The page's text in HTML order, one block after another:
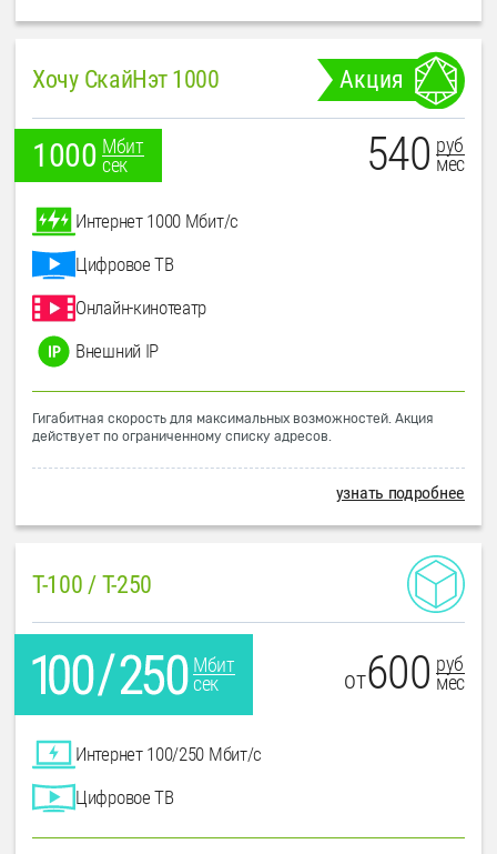
Хочу СкайНэт 1000 Акция
1000 Мбит
сек
540 руб
мес
Интернет 1000 Мбит/с
Цифровое ТВ
Онлайн-кинотеатр
Внешний IP
Гигабитная скорость для максимальных возможностей. Акция
действует по ограниченному списку адресов.
узнать подробнее
T-100 / T-250
Мбит
сек
от600 руб
мес
Интернет 100/250 Мбит/с
Цифровое ТВ